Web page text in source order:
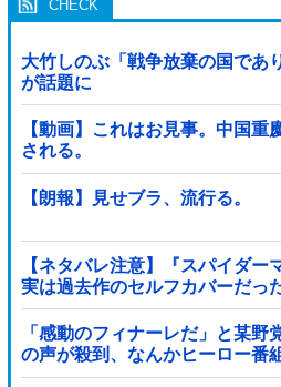
大竹しのぶ「戦争放棄の国で
が話題に
【動画】これはお見事。中国重
される。
【朗報】見せブラ、流行る。
【ネタバレ注意】『スパイダ
実は過去作のセルフカバーだっ
「感動のフィナーレだ」と某野
の声が殺到、なんかヒーロー番
うな気分に……他